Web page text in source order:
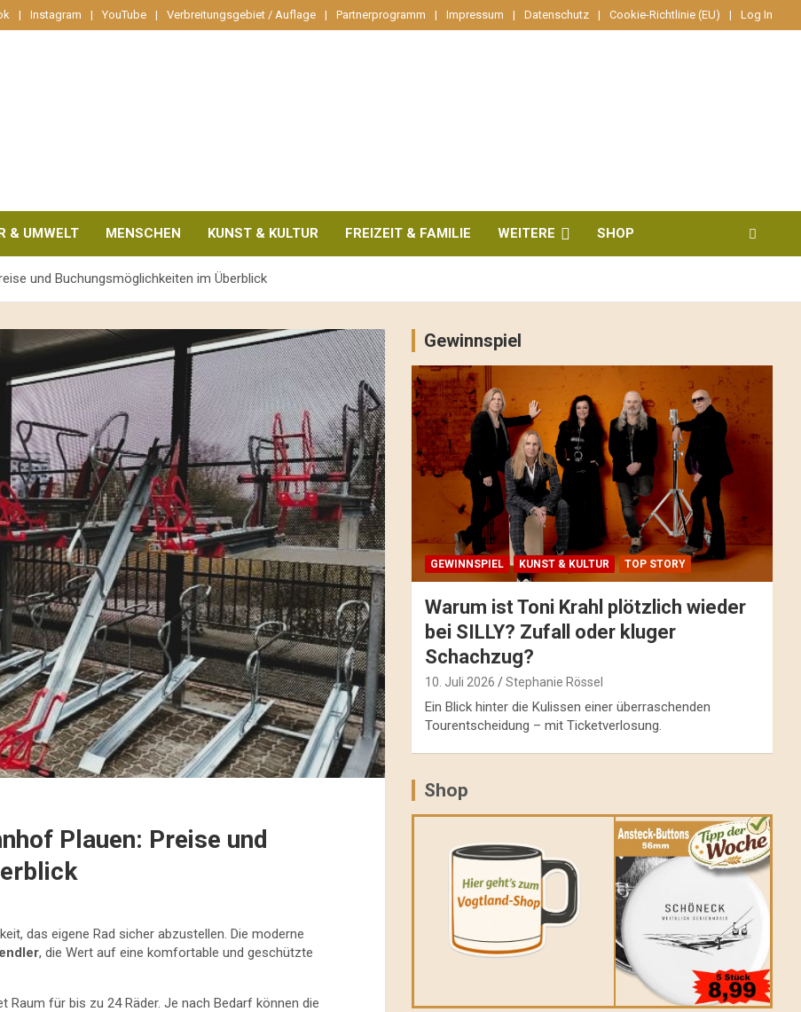
Instagram YouTube Verbreitungsgebiet / Auflage Partnerprogramm Impressum Datenschutz Cookie-Richtlinie (EU) Log In
& UMWELT MENSCHEN KUNST & KULTUR FREIZEIT & FAMILIE WEITERE SHOP
und Buchungsmöglichkeiten im Überblick
Plauen: Preise und
das eigene Rad sicher abzustellen. Die moderne
, die Wert auf eine komfortable und geschützte
für bis zu 24 Räder. Je nach Bedarf können die
Gewinnspiel
GEWINNSPIEL KUNST & KULTUR TOP STORY
Warum ist Toni Krahl plötzlich wieder
bei SILLY? Zufall oder kluger
Schachzug?
10. Juli 2026 Stephanie Rössel
Ein Blick hinter die Kulissen einer überraschenden
Tourentscheidung – mit Ticketverlosung.
Shop